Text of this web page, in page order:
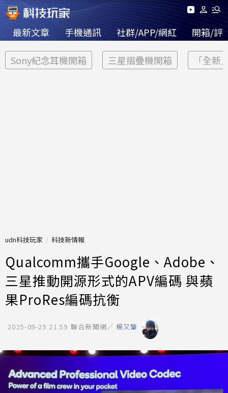
最新文章 手機通訊 社群/APP/網紅 開箱/評
Sony紀念耳機開箱 三星摺疊機開箱 「全新
udn科技玩家 科技新情報
Qualcomm攜手Google、Adobe、
三星推動開源形式的APV編碼 與蘋
果ProRes編碼抗衡
2025-09-25 21:59 聯合新聞網／ 楊又肇